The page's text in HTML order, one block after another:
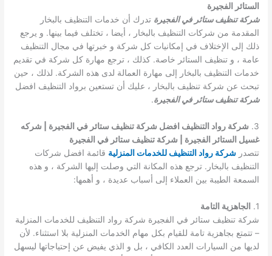
الستائر الفجيرة
شركة تنظيف ستائر في الفجيرة تدرك أن خدمات التنظيف بالبخار
المقدمة من شركات التنظيف بالبخار ، أيضا ، تختلف فيما بينها. و يرجع
ذلك إلى الإختلاف في إمكانيات كل شركة و خبرتها في مجال التنظيف
عامة ، و تنظيف الستائر خاصة. كذلك ، ترجع مهارة كل شركة في تقديم
خدمات التنظيف بالبخار إلى مهارة العمالة لدى هذه الشركة. لذلك ، حين
تبحث عن شركة تنظيف بالبخار ، عليك أن تستعين برواد التنظيف افضل
شركة تنظيف ستائر في الفجيرة.
3.
شركة رواد التنظيف افضل شركة تنظيف ستائر في الفجيرة | شركه
غسيل الستائر الفجيرة | شركة تنظيف ستائر في الفجيرة
تتصدرشركة رواد التنظيف للخدمات المنزلية قائمة افضل شركات
التنظيف بالبخار. ترجع هذه المكانة التي وصلت إليها الشركة ، و هذه
السمعة الطيبة بين العملاء إلى أسباب عديدة ، و أهمها:
1.
الجاهزية التامة
شركة تنظيف ستائر في الفجيرة شركة رواد التنظيف للخدمات المنزلية
– تتمتع بجاهزية تامة للقيام بكل مهام الخدمات المنزلية بلا استثناء. لأن
لديها من السيارات العدد الكافي ، بل و الذي يفيض عن إحتياجاتها ليسهل